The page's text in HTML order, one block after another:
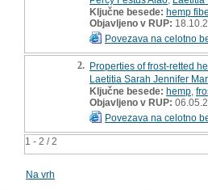
1 - 2 / 2
Ključne besede: hemp
Objavljeno v RUP:
Povezava na celotno
2. Properties of frost-retted
Laetitia Sarah Jennifer
Ključne besede: hemp
Objavljeno v RUP:
Povezava na celotno
Na vrh